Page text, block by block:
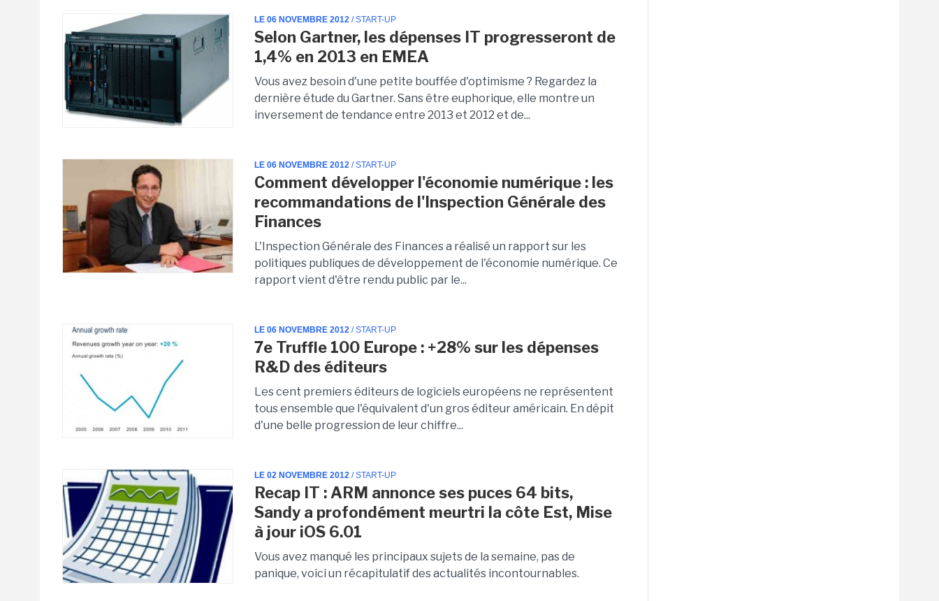
LE 06 NOVEMBRE 2012 / START-UP
Selon Gartner, les dépenses IT progresseront de
1,4% en 2013 en EMEA
Vous avez besoin d'une petite bouffée d'optimisme ? Regardez la
dernière étude du Gartner. Sans être euphorique, elle montre un
inversement de tendance entre 2013 et 2012 et de...
LE 06 NOVEMBRE 2012 / START-UP
Comment développer l'économie numérique : les
recommandations de l'Inspection Générale des
Finances
L'Inspection Générale des Finances a réalisé un rapport sur les
politiques publiques de développement de l'économie numérique. Ce
rapport vient d'être rendu public par le...
LE 06 NOVEMBRE 2012 / START-UP
7e Truffle 100 Europe : +28% sur les dépenses
R&D des éditeurs
Les cent premiers éditeurs de logiciels européens ne représentent
tous ensemble que l'équivalent d'un gros éditeur américain. En dépit
d'une belle progression de leur chiffre...
LE 02 NOVEMBRE 2012 / START-UP
Recap IT : ARM annonce ses puces 64 bits,
Sandy a profondément meurtri la côte Est, Mise
à jour iOS 6.01
Vous avez manqué les principaux sujets de la semaine, pas de
panique, voici un récapitulatif des actualités incontournables.